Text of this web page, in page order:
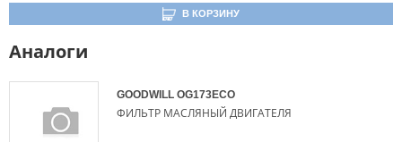
В КОРЗИНУ
Аналоги
GOODWILL OG173ECO
ФИЛЬТР МАСЛЯНЫЙ ДВИГАТЕЛЯ